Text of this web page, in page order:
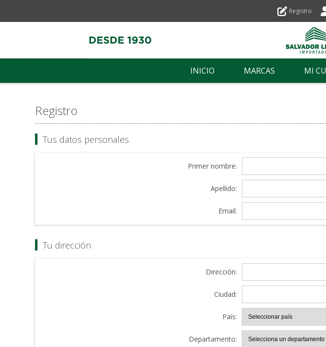
Registro
INICIO MARCAS MI
Registro
Tus datos personales
Primer nombre:
Apellido:
Email:
Tu dirección
Dirección:
Ciudad:
País:
Departamento: